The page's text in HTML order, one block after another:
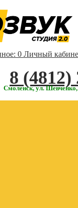
0 Личный
‎‎8 (4812)
Смоленск, ул.